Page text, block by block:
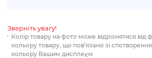
Зверніть увагу!
Колір товару на фото може відрізнятися від
кольору товару, що пов‘язано зі
кольору Вашим дисплеєм